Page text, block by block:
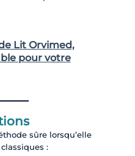
Lit Orvimed,
pour votre
sûre lorsqu’elle
: